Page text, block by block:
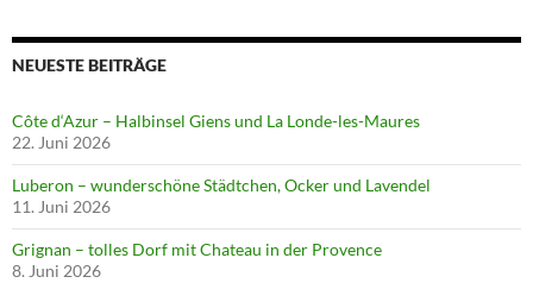
NEUESTE BEITRÄGE
Côte d‘Azur – Halbinsel Giens und La Londe-les-Maures
22. Juni 2026
Luberon – wunderschöne Städtchen, Ocker und Lavendel
11. Juni 2026
Grignan – tolles Dorf mit Chateau in der Provence
8. Juni 2026